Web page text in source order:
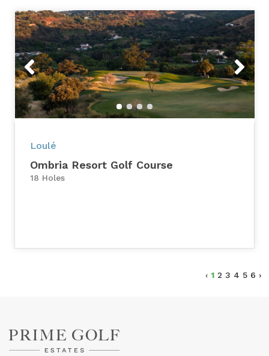
Previous Next
Loulé
Ombria Resort Golf Course
18 Holes
‹ 1 2 3 4 5 6 ›